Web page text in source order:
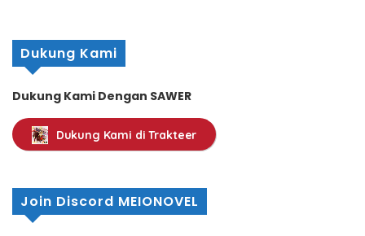
Dukung Kami
Dukung Kami Dengan SAWER
Dukung Kami di Trakteer
Join Discord MEIONOVEL